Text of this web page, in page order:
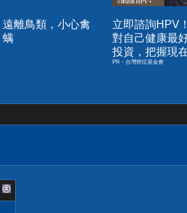
遠離鳥類，小心禽
螨
立即諮詢HPV
對自己健康最
投資，把握現
嫌晚！
PR・台灣癌症基金會